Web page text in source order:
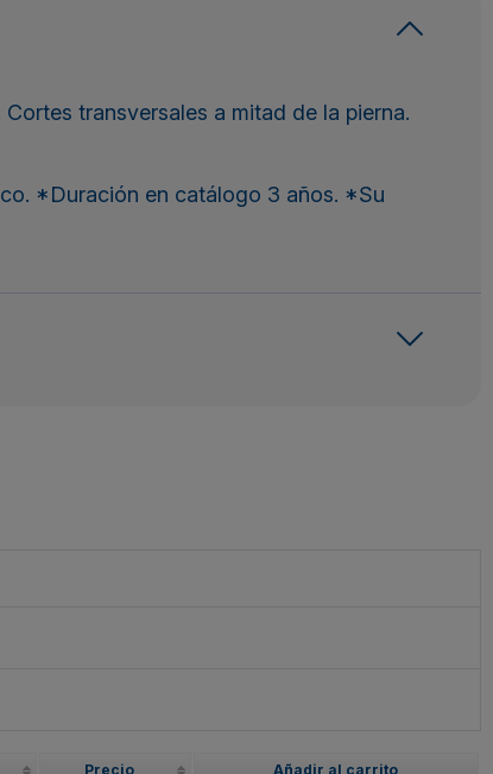
transversales a mitad de la pierna.
*Duración en catálogo 3 años. *Su
Precio Añadir al carrito